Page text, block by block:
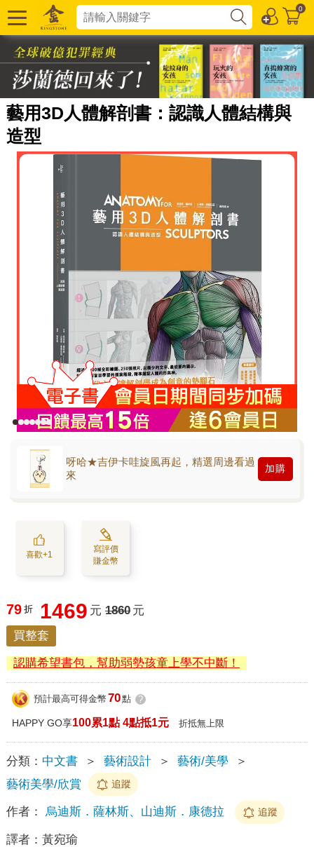
0
藝用3D人體解剖書：認識人體結構與
造型
呀哈★吉伊卡哇旋風再起，精選周邊看過
來
加購
喜歡+1
寫評價
賺金幣
79 折 1469 元 1860 元
買整套
認購希望書包，幫助弱勢孩童上學不中斷！
預計最高可得金幣 70點 ?
HAPPY GO享100累1點 4點抵1元 折抵無上限
分類： 中文書 ＞ 藝術設計 ＞ 藝術/美學
＞
藝術美學/欣賞
追蹤
作者： 烏迪斯．薩林斯、山迪斯．康德拉 追蹤
譯者： 黃宛瑜